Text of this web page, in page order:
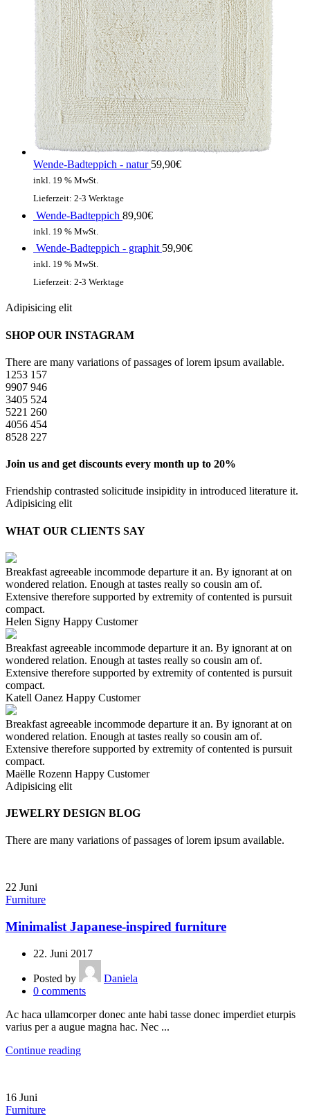
Wende-Badteppich - natur 59,90€
inkl. 19 % MwSt.
Lieferzeit: 2-3 Werktage
Wende-Badteppich 89,90€
inkl. 19 % MwSt.
Wende-Badteppich - graphit 59,90€
inkl. 19 % MwSt.
Lieferzeit: 2-3 Werktage
Adipisicing elit
SHOP OUR INSTAGRAM
There are many variations of passages of lorem ipsum available.
1253 157
9907 946
3405 524
5221 260
4056 454
8528 227
Join us and get discounts every month up to 20%
Friendship contrasted solicitude insipidity in introduced literature it.
Adipisicing elit
WHAT OUR CLIENTS SAY
Breakfast agreeable incommode departure it an. By ignorant at on
wondered relation. Enough at tastes really so cousin am of.
Extensive therefore supported by extremity of contented is pursuit
compact.
Helen Signy Happy Customer
Breakfast agreeable incommode departure it an. By ignorant at on
wondered relation. Enough at tastes really so cousin am of.
Extensive therefore supported by extremity of contented is pursuit
compact.
Katell Oanez Happy Customer
Breakfast agreeable incommode departure it an. By ignorant at on
wondered relation. Enough at tastes really so cousin am of.
Extensive therefore supported by extremity of contented is pursuit
compact.
Maëlle Rozenn Happy Customer
Adipisicing elit
JEWELRY DESIGN BLOG
There are many variations of passages of lorem ipsum available.
22 Juni
Furniture
Minimalist Japanese-inspired furniture
22. Juni 2017
Posted by
Daniela
0 comments
Ac haca ullamcorper donec ante habi tasse donec imperdiet eturpis
varius per a augue magna hac. Nec ...
Continue reading
16 Juni
Furniture